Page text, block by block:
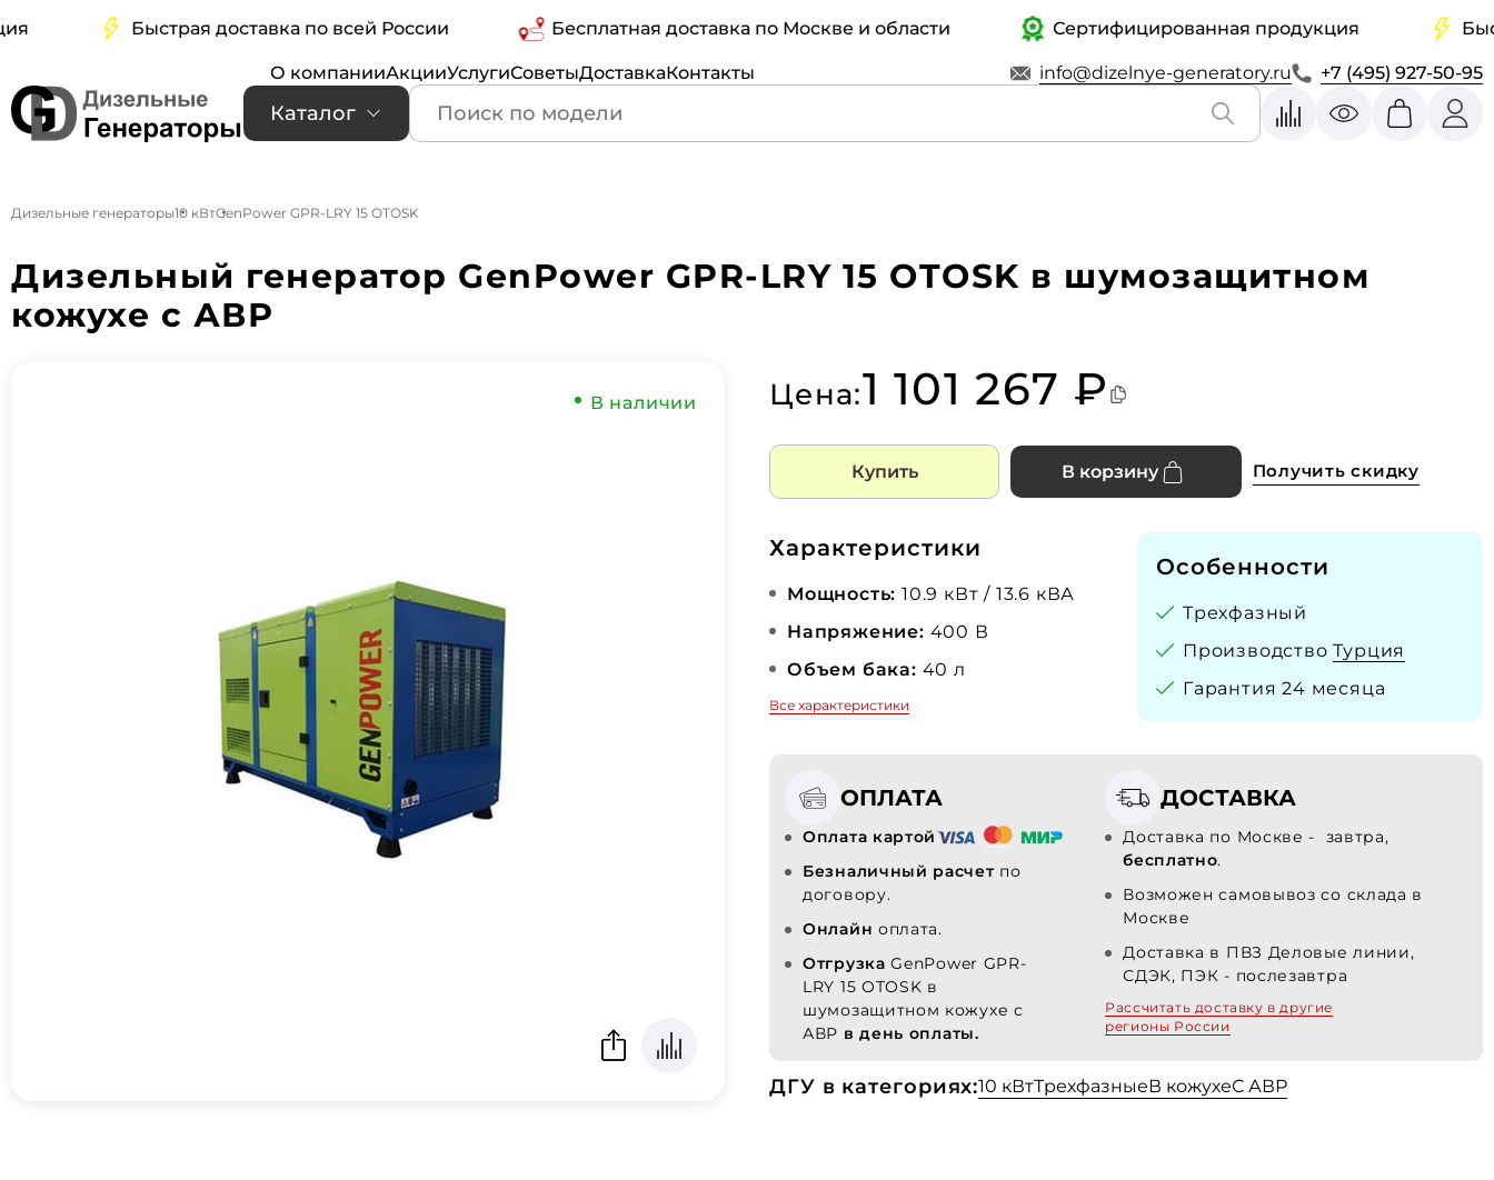
Быстрая доставка по всей России Бесплатная доставка по Москве и области Сертифицированная продукция
О компанииАкцииУслугиСоветыДоставкаКонтакты info@dizelnye-generatory.ru +7 (495) 927-50-95
Каталог
Дизельные генераторы10 кВтGenPower GPR-LRY 15 OTOSK
Дизельный генератор GenPower GPR-LRY 15 OTOSK в шумозащитном
кожухе с АВР
В наличии Цена:1 101 267 ₽
Купить В корзину Получить скидку
Характеристики
Мощность: 10.9 кВт / 13.6 кВА
Напряжение: 400 В
Объем бака: 40 л
Все характеристики
Особенности
Трехфазный
ПроизводствоТурция
Гарантия 24 месяца
ОПЛАТА
Оплата картой
Безналичный расчет по
договору.
Онлайн оплата.
Отгрузка GenPower GPR-
LRY 15 OTOSK в
шумозащитном кожухе с
АВР в день оплаты.
ДОСТАВКА
Доставка по Москве - завтра,
бесплатно.
Возможен самовывоз со склада в
Москве
Доставка в ПВЗ Деловые линии,
СДЭК, ПЭК - послезавтра
Рассчитать доставку в другие
регионы России
ДГУ в категориях:10 кВтТрехфазныеВ кожухеС АВР